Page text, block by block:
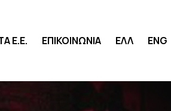
Ε.Ε. ΕΠΙΚΟΙΝΩΝΙΑ ΕΛΛ ENG